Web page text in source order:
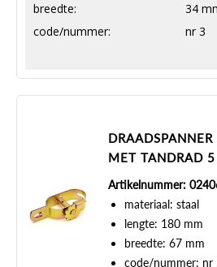
breedte:
34
code/nummer:
nr 3
MET TANDRAD
Artikelnummer:
materiaal: staal
lengte: 180 mm
breedte: 67 mm
code/nummer: nr